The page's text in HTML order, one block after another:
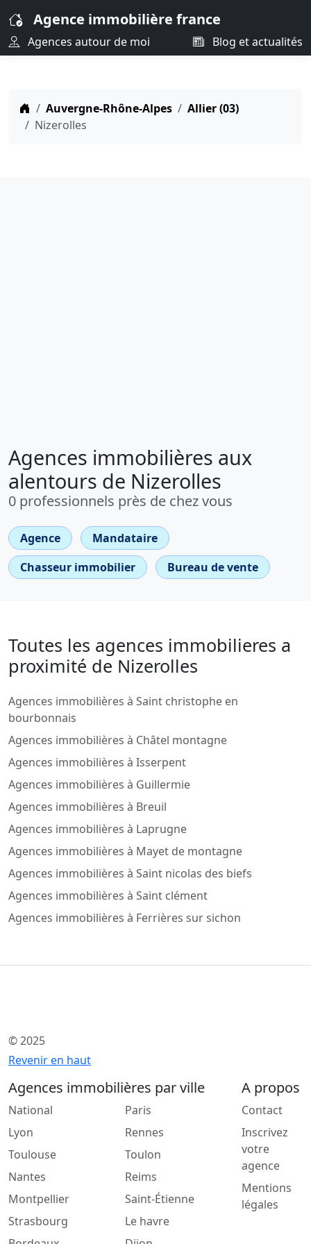
Agence immobilière france
Agences autour de moi Blog et actualités
Auvergne-Rhône-Alpes
Allier (03)
Nizerolles
Agences immobilières aux
alentours de Nizerolles
0 professionnels près de chez vous
Agence
Mandataire
Chasseur immobilier
Bureau de vente
Toutes les agences immobilieres a
proximité de Nizerolles
Agences immobilières à Saint christophe en
bourbonnais
Agences immobilières à Châtel montagne
Agences immobilières à Isserpent
Agences immobilières à Guillermie
Agences immobilières à Breuil
Agences immobilières à Laprugne
Agences immobilières à Mayet de montagne
Agences immobilières à Saint nicolas des biefs
Agences immobilières à Saint clément
Agences immobilières à Ferrières sur sichon
© 2025
Revenir en haut
Agences immobilières par ville
National
Lyon
Toulouse
Nantes
Montpellier
Strasbourg
Paris
Rennes
Toulon
Reims
Saint-Étienne
Le havre
A propos
Contact
Inscrivez
votre
agence
Mentions
légales